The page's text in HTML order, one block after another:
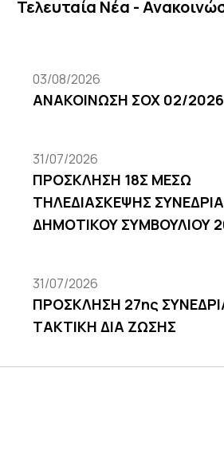
Τελευταία Νέα -
03/08/2026
ΑΝΑΚΟΙΝΩΣΗ ΣΟΧ 02/2026
31/07/2026
ΠΡΟΣΚΛΗΣΗ 18Σ ΜΕΣΩ
ΤΗΛΕΔΙΑΣΚΕΨΗΣ
ΔΗΜΟΤΙΚΟΥ ΣΥΜΒΟΥΛΙΟΥ
31/07/2026
ΠΡΟΣΚΛΗΣΗ 27ης
ΤΑΚΤΙΚΗ ΔΙΑ ΖΩΣΗΣ